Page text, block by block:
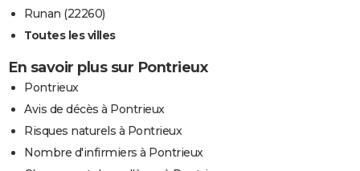
Runan (22260)
Toutes les villes
En savoir plus sur Pontrieux
Pontrieux
Avis de décès à Pontrieux
Risques naturels à Pontrieux
Nombre d'infirmiers à Pontrieux